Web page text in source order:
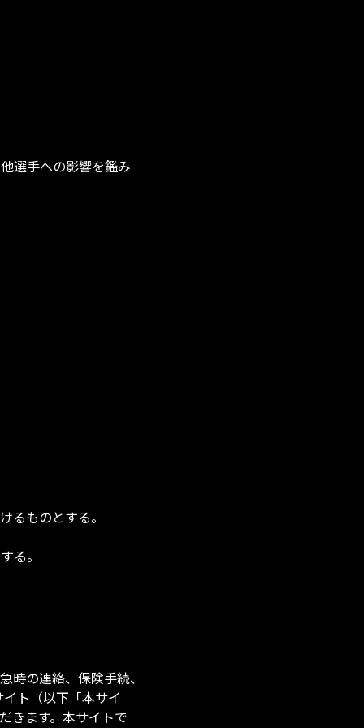
選手への影響を鑑み
るものとする。
る。
時の連絡、保険手続、
ト（以下「本サイ
きます。本サイトで